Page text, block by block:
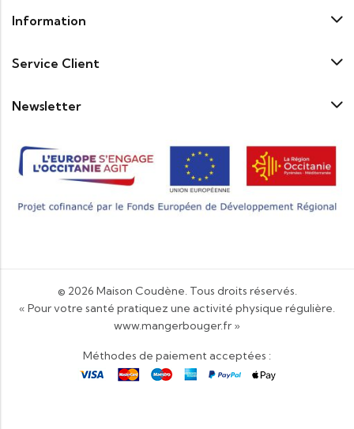
Information
Service Client
Newsletter
© 2026 Maison Coudène. Tous droits réservés.
« Pour votre santé pratiquez une activité physique régulière.
www.mangerbouger.fr »
Méthodes de paiement acceptées :